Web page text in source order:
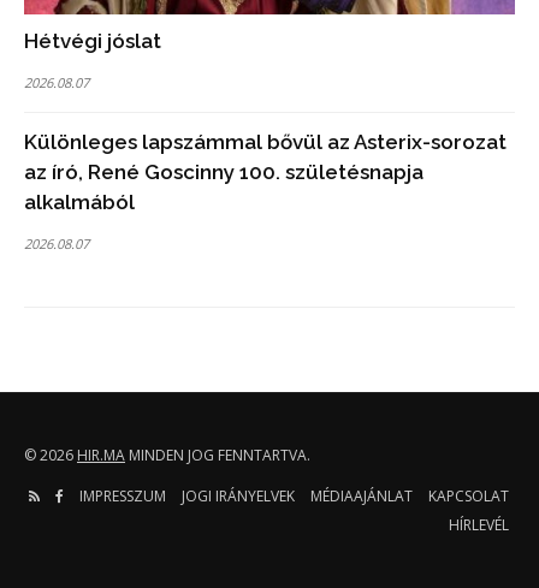
Hétvégi jóslat
2026.08.07
Különleges lapszámmal bővül az Asterix-sorozat
az író, René Goscinny 100. születésnapja
alkalmából
2026.08.07
© 2026 HIR.MA MINDEN JOG FENNTARTVA.
IMPRESSZUM
JOGI IRÁNYELVEK MÉDIAAJÁNLAT
KAPCSOLAT
HÍRLEVÉL